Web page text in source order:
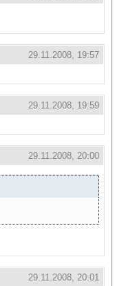
29.11.2008, 19:57
29.11.2008, 19:59
29.11.2008, 20:00
29.11.2008, 20:01